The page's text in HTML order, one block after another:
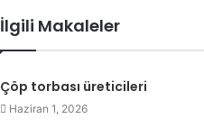
İlgili Makaleler
Çöp torbası üreticileri
Haziran 1, 2026